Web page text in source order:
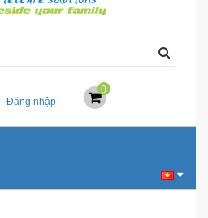
Đăng nhập
0